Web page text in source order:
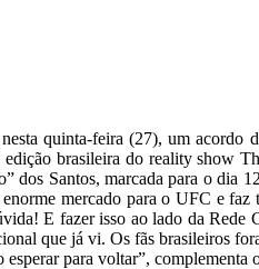
quinta-feira (27), um
brasileira do reality show
dos Santos, marcada para o
mercado para o UFC e
E fazer isso ao lado da
que já vi. Os fãs brasileiros
para voltar”, complementa